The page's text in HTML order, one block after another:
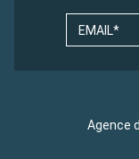
EMAIL*
Agence